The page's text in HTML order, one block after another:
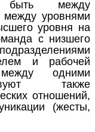
быть между
между уровнями
уровня на
с низшего
и рабочей
одними
также
отношений,
(жесты,